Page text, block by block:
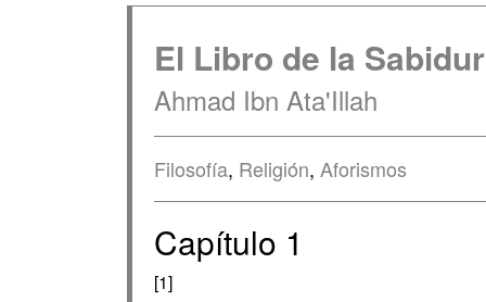
El Libro de la
Ahmad Ibn Ata'Illah
Filosofía, Religión, Aforismos
Capítulo 1
[1]